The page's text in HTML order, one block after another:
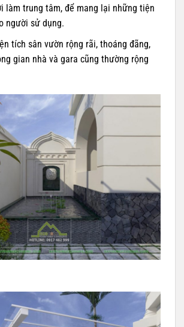
làm trung tâm, để mang lại những tiện
người sử dụng.
tích sân vườn rộng rãi, thoáng đãng,
gian nhà và gara cũng thường rộng